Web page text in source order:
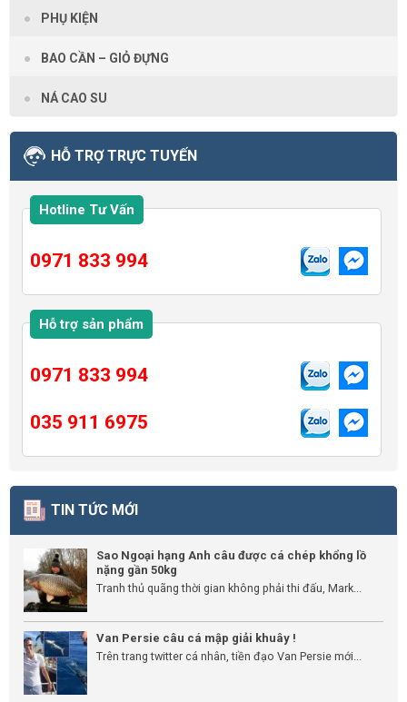
PHỤ KIỆN
BAO CẦN – GIỎ ĐỰNG
NÁ CAO SU
HỖ TRỢ TRỰC TUYẾN
Hotline Tư Vấn
0971 833 994
Hỗ trợ sản phẩm
0971 833 994
035 911 6975
TIN TỨC MỚI
Sao Ngoại hạng Anh câu được cá chép khổng lồ
nặng gần 50kg
Tranh thủ quãng thời gian không phải thi đấu, Mark...
Van Persie câu cá mập giải khuây !
Trên trang twitter cá nhân, tiền đạo Van Persie mới...